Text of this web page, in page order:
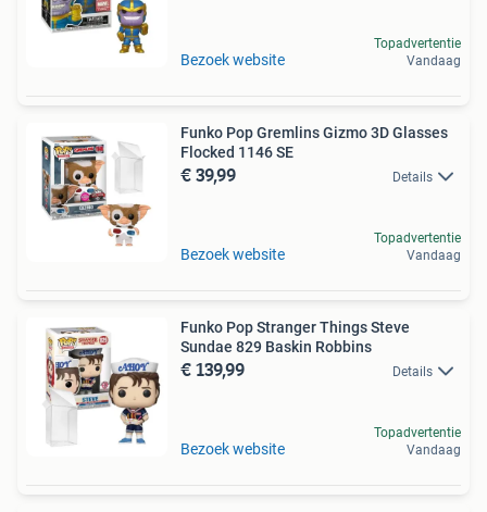
Bezoek website
Topadvertentie
Vandaag
Funko Pop Gremlins Gizmo 3D Glasses
Flocked 1146 SE
€ 39,99 Details
Bezoek website
Topadvertentie
Vandaag
Funko Pop Stranger Things Steve
Sundae 829 Baskin Robbins
€ 139,99 Details
Bezoek website
Topadvertentie
Vandaag